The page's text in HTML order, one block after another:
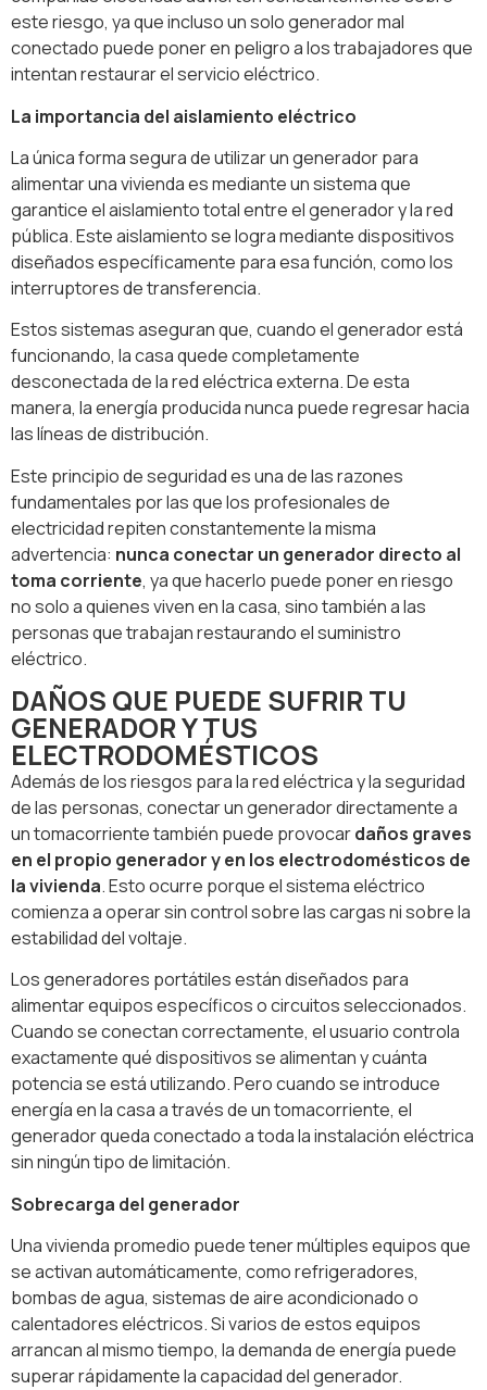
este riesgo, ya que incluso un solo generador mal
conectado puede poner en peligro a los trabajadores que
intentan restaurar el servicio eléctrico.
La importancia del aislamiento eléctrico
La única forma segura de utilizar un generador para
alimentar una vivienda es mediante un sistema que
garantice el aislamiento total entre el generador y la red
pública. Este aislamiento se logra mediante dispositivos
diseñados específicamente para esa función, como los
interruptores de transferencia.
Estos sistemas aseguran que, cuando el generador está
funcionando, la casa quede completamente
desconectada de la red eléctrica externa. De esta
manera, la energía producida nunca puede regresar hacia
las líneas de distribución.
Este principio de seguridad es una de las razones
fundamentales por las que los profesionales de
electricidad repiten constantemente la misma
advertencia: nunca conectar un generador directo al
toma corriente, ya que hacerlo puede poner en riesgo
no solo a quienes viven en la casa, sino también a las
personas que trabajan restaurando el suministro
eléctrico.
DAÑOS QUE PUEDE SUFRIR TU
GENERADOR Y TUS
ELECTRODOMÉSTICOS
Además de los riesgos para la red eléctrica y la seguridad
de las personas, conectar un generador directamente a
un tomacorriente también puede provocardaños graves
en el propio generador y en los electrodomésticos de
la vivienda. Esto ocurre porque el sistema eléctrico
comienza a operar sin control sobre las cargas ni sobre la
estabilidad del voltaje.
Los generadores portátiles están diseñados para
alimentar equipos específicos o circuitos seleccionados.
Cuando se conectan correctamente, el usuario controla
exactamente qué dispositivos se alimentan y cuánta
potencia se está utilizando. Pero cuando se introduce
energía en la casa a través de un tomacorriente, el
generador queda conectado a toda la instalación eléctrica
sin ningún tipo de limitación.
Sobrecarga del generador
Una vivienda promedio puede tener múltiples equipos que
se activan automáticamente, como refrigeradores,
bombas de agua, sistemas de aire acondicionado o
calentadores eléctricos. Si varios de estos equipos
arrancan al mismo tiempo, la demanda de energía puede
superar rápidamente la capacidad del generador.